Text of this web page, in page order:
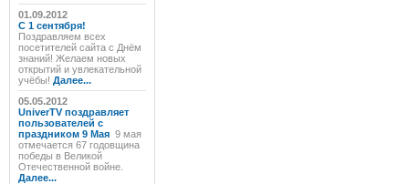
01.09.2012
C 1 сентября!
Поздравляем всех
посетителей сайта с Днём
знаний! Желаем новых
открытий и увлекательной
учёбы! Далее...
05.05.2012
UniverTV поздравляет
пользователей с
праздником 9 Мая 9 мая
отмечается 67 годовщина
победы в Великой
Отечественной войне.
Далее...